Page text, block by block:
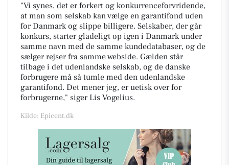
"Vi synes, det er forkert og konkurrenceforvridende,
at man som selskab kan vælge en garantifond uden
for Danmark og slippe billigere. Selskaber, der går
konkurs, starter gladeligt op igen i Danmark under
samme navn med de samme kundedatabaser, og de
sælger rejser fra samme webside. Gælden står
tilbage i det udenlandske selskab, og de danske
forbrugere må så tumle med den udenlandske
garantifond. Det mener jeg, er uetisk over for
forbrugerne," siger Lis Vogelius.
Kilde: Epicent.dk